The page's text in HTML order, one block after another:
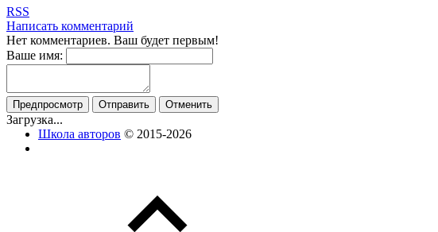
RSS
Написать комментарий
Нет комментариев. Ваш будет первым!
Ваше имя:
Загрузка...
Школа авторов © 2015-2026